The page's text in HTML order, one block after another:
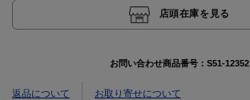
店頭在庫を見る
お問い合わせ商品番号： S51-12352
返品について お取り寄せについて